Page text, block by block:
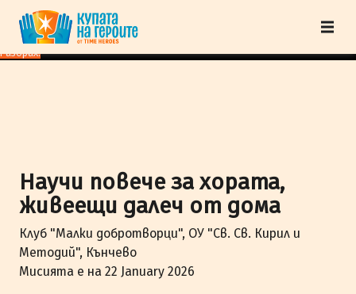
"Купата на героите" от TimeHeroes ползва cookies, за да осигурим по-
добро представяне на сайта и да подобрим Вашето преживяване.Научи
повече
Разбрах!
Научи повече за хората,
живеещи далеч от дома
Клуб "Малки добротворци", ОУ "Св. Св. Кирил и
Методий", Кънчево
Мисията е на 22 January 2026